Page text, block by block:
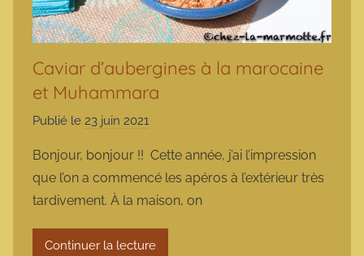
Caviar d’aubergines à la marocaine
et Muhammara
Publié le 23 juin 2021
r
m
a
r
m
Bonjour, bonjour !! Cette année, j’ai l’impression
que l’on a commencé les apéros à l’extérieur très
tardivement. À la maison, on
Continuer la lecture